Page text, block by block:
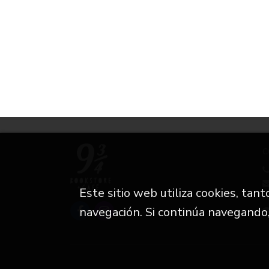
Este sitio web utiliza cookies,
navegación. Si continúa